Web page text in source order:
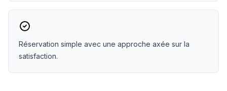
Réservation simple avec une approche axée sur la
satisfaction.